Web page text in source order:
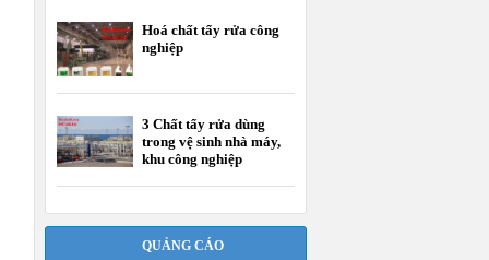
Hoá chất tẩy rửa công
nghiệp
3 Chất tẩy rửa dùng
trong vệ sinh nhà máy,
khu công nghiệp
QUẢNG CÁO